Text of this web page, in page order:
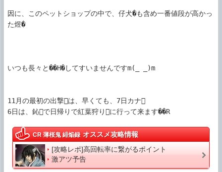
因に、このペットショップの中で、仔犬�も含め一番値段が高かっ
た煜�
いつも長々と��H�してすいませんですm(_ _)m
11月の最初の出撃は、早くても、7日カナ
6日は、鈊で日帰りで紅葉狩りに行って来ます��R
CR 薄桜鬼 緋焔録 オススメ攻略情報
[攻略レポ]高回転率に繋がるポイント
激アツ予告